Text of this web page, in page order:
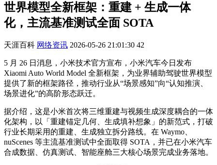
世界模型全新框架：重建 + 生成一体
化，主流基准测试全面 SOTA
天涯百科 网络资讯 2026-05-26 21:01:30 42
5 月 26 日消息，小米技术官方宣布，小米汽车今日发布
Xiaomi Auto World Model 全新框架，为业界辅助驾驶世界模型
提供了新的框架路径，推动行业从“场景感知”向“认知推演、
场景进化”的高阶形态跃迁。
据介绍，这是小米首次将三维重建与视频生成深度耦合的一体
化架构，以「重建锚定几何、生成填补想象」的新范式，打破
行业长期采用的重建、生成独立拆分路线。在 Waymo、
nuScenes 等主流基准测试中全面取得 SOTA，并已在小米汽车
合成数据、仿真测试、智能座舱三大核心场景完成业务落地。